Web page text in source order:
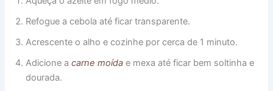
Refogue a cebola até ficar transparente.
Acrescente o alho e cozinhe por cerca de 1 minuto.
Adicione acarne moída e mexa até ficar bem soltinha e
dourada.